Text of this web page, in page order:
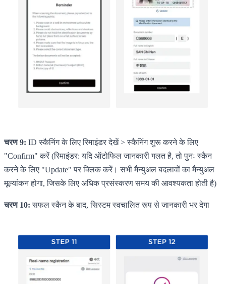
चरण 9: ID स्कैनिंग के लिए रिमाइंडर देखें > स्कैनिंग शुरू करने के लिए
"Confirm" करें (रिमाइंडर: यदि ऑटोफिल जानकारी गलत है, तो पुनः स्कैन
करने के लिए "Update" पर क्लिक करें। सभी मैन्युअल बदलावों का मैन्युअल
मूल्यांकन होगा, जिसके लिए अधिक प्रसंस्करण समय की आवश्यकता होती है)
चरण 10: सफल स्कैन के बाद, सिस्टम स्वचालित रूप से जानकारी भर देगा